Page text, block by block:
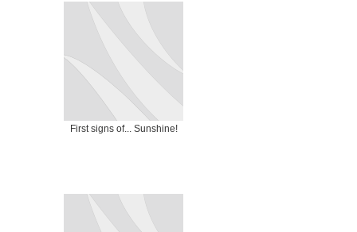
First signs of... Sunshine!